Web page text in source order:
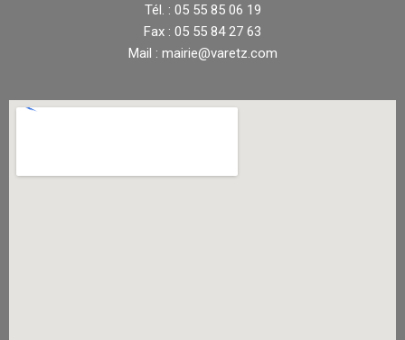
Tél. : 05 55 85 06 19
Fax : 05 55 84 27 63
Mail : mairie@varetz.com